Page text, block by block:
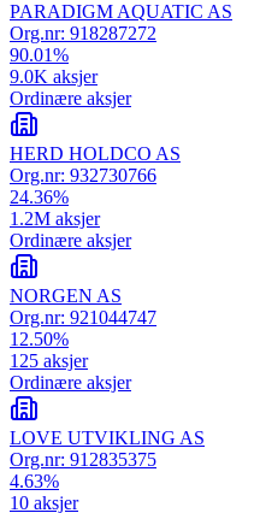
PARADIGM AQUATIC AS
Org.nr: 918287272
90.01%
9.0K aksjer
Ordinære aksjer
HERD HOLDCO AS
Org.nr: 932730766
24.36%
1.2M aksjer
Ordinære aksjer
NORGEN AS
Org.nr: 921044747
12.50%
125 aksjer
Ordinære aksjer
LOVE UTVIKLING AS
Org.nr: 912835375
4.63%
10 aksjer